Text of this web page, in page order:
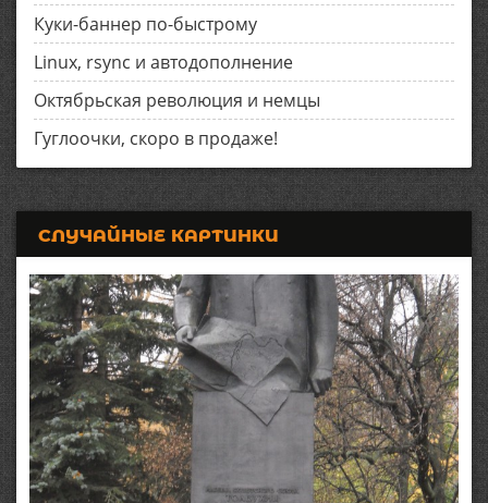
Куки-баннер по-быстрому
Linux, rsync и автодополнение
Октябрьская революция и немцы
Гуглоочки, скоро в продаже!
СЛУЧАЙНЫЕ КАРТИНКИ